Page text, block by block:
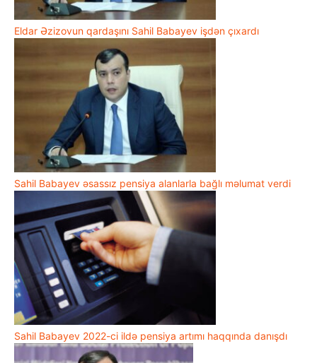
Eldar Əzizovun qardaşını Sahil Babayev işdən çıxardı
Sahil Babayev əsassız pensiya alanlarla bağlı məlumat verdi
Sahil Babayev 2022-ci ildə pensiya artımı haqqında danışdı